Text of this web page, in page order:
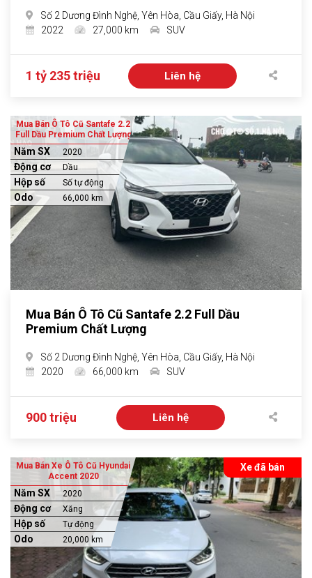
Số 2 Dương Đình Nghệ, Yên Hòa, Cầu Giấy, Hà Nội
2022
27,000 km SUV
1 tỷ 235 triệu Liên hệ
Mua Bán Ô Tô Cũ Santafe 2.2
Full Dầu Premium Chất Lượng
Năm SX 2020
Động cơ Dầu
Hộp số Số tự động
Odo 66,000 km
Mua Bán Ô Tô Cũ Santafe 2.2 Full Dầu
Premium Chất Lượng
Số 2 Dương Đình Nghệ, Yên Hòa, Cầu Giấy, Hà Nội
2020
66,000 km SUV
900 triệu Liên hệ
Xe đã bán
Mua Bán Xe Ô Tô Cũ Hyundai
Accent 2020
Năm SX 2020
Động cơ Xăng
Hộp số Tự động
Odo 20,000 km